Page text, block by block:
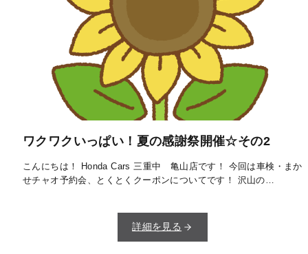
ワクワクいっぱい！夏の感謝祭開催☆その2
こんにちは！ Honda Cars 三重中 亀山店です！ 今回は車検・まか
せチャオ予約会、とくとくクーポンについてです！ 沢山の…
詳細を見る